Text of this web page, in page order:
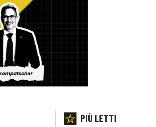
PIÙ LETTI